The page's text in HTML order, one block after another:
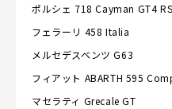
ポルシェ 718 Cayman GT4
フェラーリ 458 Italia
メルセデスベンツ G63
フィアット ABARTH 595
マセラティ Grecale GT